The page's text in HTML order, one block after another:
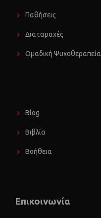
Παθήσεις
Διαταραχές
Ομαδική Ψυχοθεραπεία
Blog
Βιβλία
Βοήθεια
Επικοινωνία